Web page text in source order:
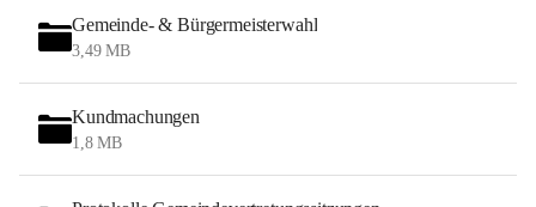
Gemeinde- & Bürgermeisterwahl
3,49 MB
Kundmachungen
1,8 MB